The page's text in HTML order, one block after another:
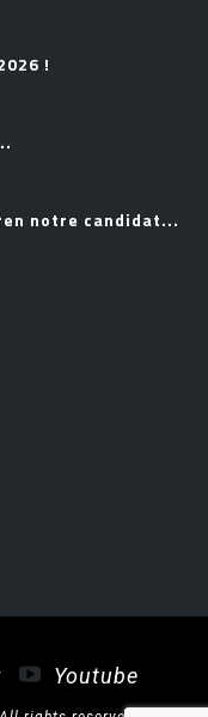
!
notre candidat...
Youtube